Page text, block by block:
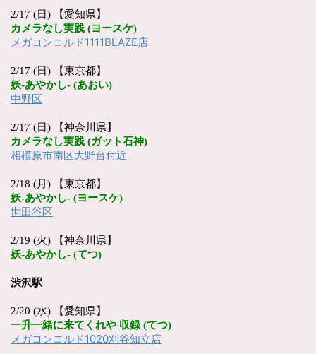
2/17 (日) 【愛知県】
カメラなし実践 (ヨースケ)
メガコンコルド1111BLAZE店
2/17 (日) 【東京都】
妖-あやかし- (あおい)
中野区
2/17 (日) 【神奈川県】
カメラなし実践 (ガット石神)
相模原市南区大野台付近
2/18 (月) 【東京都】
妖-あやかし- (ヨースケ)
世田谷区
2/19 (火) 【神奈川県】
妖-あやかし- (てつ)
渋沢駅
2/20 (水) 【愛知県】
一升一緒に来てくれや 収録(てつ)
メガコンコルド1020刈谷知立店